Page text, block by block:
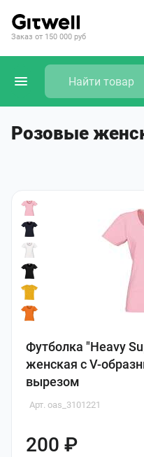
Заказ от 150 000 руб
Розовые
Футболка "Heavy
женская с V-
вырезом
Арт. oas_3101221
200 ₽